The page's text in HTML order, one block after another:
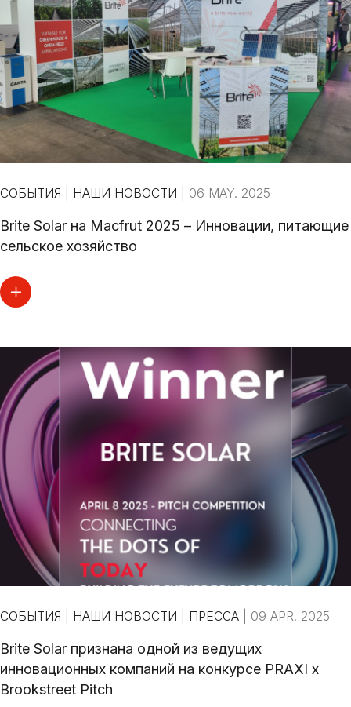
СОБЫТИЯ НАШИ НОВОСТИ 06 MAY. 2025
Brite Solar на Macfrut 2025 – Инновации, питающие
сельское хозяйство
СОБЫТИЯ НАШИ НОВОСТИ ПРЕССА 09 APR. 2025
Brite Solar признана одной из ведущих
инновационных компаний на конкурсе PRAXI x
Brookstreet Pitch